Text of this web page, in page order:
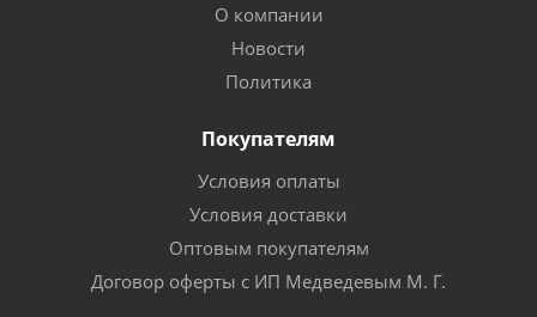
О компании
Новости
Политика
Покупателям
Условия оплаты
Условия доставки
Оптовым покупателям
Договор оферты с ИП Медведевым М. Г.